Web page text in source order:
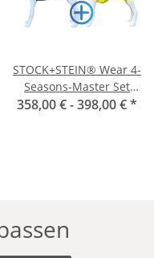
STOCK+STEIN® Wear 4-
Seasons-Master Set
Sulphur Yellow
358,00 € -398,00 €*